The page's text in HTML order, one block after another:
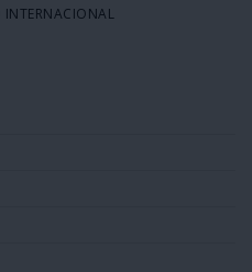
INTERNACIONAL